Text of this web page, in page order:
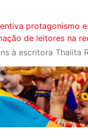
protagonismo
de leitores na